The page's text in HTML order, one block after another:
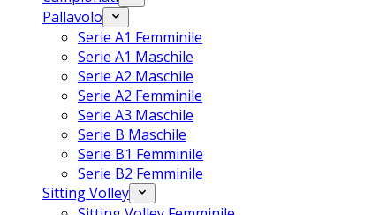
Pallavolo
Serie A1 Femminile
Serie A1 Maschile
Serie A2 Maschile
Serie A2 Femminile
Serie A3 Maschile
Serie B Maschile
Serie B1 Femminile
Serie B2 Femminile
Sitting Volley